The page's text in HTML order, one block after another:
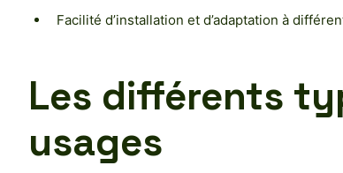
Facilité d’installation et d’adaptation à
Les différents
usages